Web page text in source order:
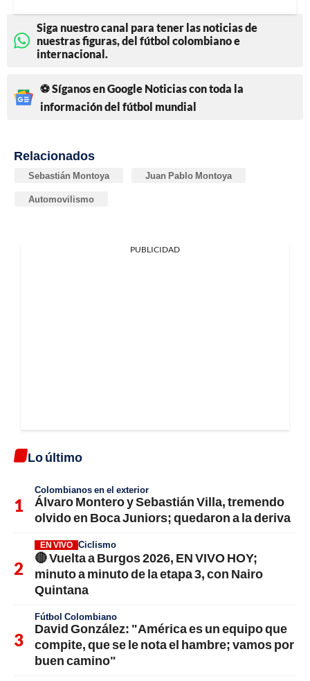
Siga nuestro canal para tener las noticias de
nuestras figuras, del fútbol colombiano e
internacional.
⚽ Síganos en Google Noticias con toda la
información del fútbol mundial
Relacionados
Sebastián Montoya Juan Pablo Montoya
Automovilismo
PUBLICIDAD
Lo último
Colombianos en el exterior
Álvaro Montero y Sebastián Villa, tremendo
olvido en Boca Juniors; quedaron a la deriva
EN VIVO Ciclismo
🔴 Vuelta a Burgos 2026, EN VIVO HOY;
minuto a minuto de la etapa 3, con Nairo
Quintana
Fútbol Colombiano
David González: "América es un equipo que
compite, que se le nota el hambre; vamos por
buen camino"